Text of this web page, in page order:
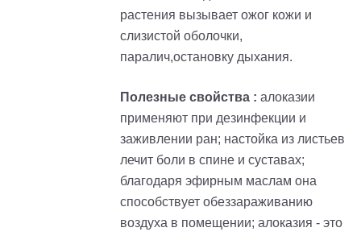
растения вызывает ожог кожи и
слизистой оболочки,
паралич,остановку дыхания.
Полезные свойства : алоказии
применяют при дезинфекции и
заживлении ран; настойка из листьев
лечит боли в спине и суставах;
благодаря эфирным маслам она
способствует обеззараживанию
воздуха в помещении; алоказия - это